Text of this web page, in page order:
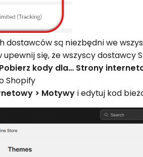
dostawców są niezbędni we
się, że wszyscy
Pobierz kody dla… Strony
Shopify
> Motywy i edytuj kod